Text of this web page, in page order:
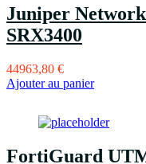
Juniper
SRX3400
44963,80 €
Ajouter au panier
FortiGuard